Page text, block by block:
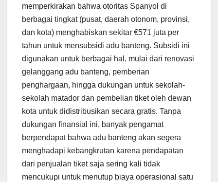
memperkirakan bahwa otoritas Spanyol di
berbagai tingkat (pusat, daerah otonom, provinsi,
dan kota) menghabiskan sekitar €571 juta per
tahun untuk mensubsidi adu banteng. Subsidi ini
digunakan untuk berbagai hal, mulai dari renovasi
gelanggang adu banteng, pemberian
penghargaan, hingga dukungan untuk sekolah-
sekolah matador dan pembelian tiket oleh dewan
kota untuk didistribusikan secara gratis. Tanpa
dukungan finansial ini, banyak pengamat
berpendapat bahwa adu banteng akan segera
menghadapi kebangkrutan karena pendapatan
dari penjualan tiket saja sering kali tidak
mencukupi untuk menutup biaya operasional satu